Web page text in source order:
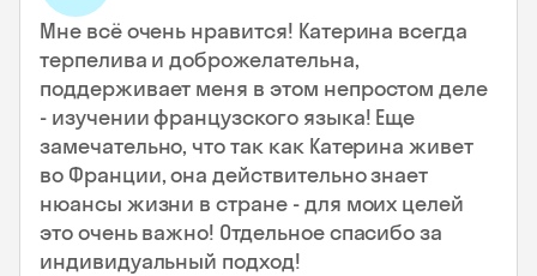
Мне всё очень нравится! Катерина всегда
терпелива и доброжелательна,
поддерживает меня в этом непростом деле
- изучении французского языка! Еще
замечательно, что так как Катерина живет
во Франции, она действительно знает
нюансы жизни в стране - для моих целей
это очень важно! Отдельное спасибо за
индивидуальный подход!